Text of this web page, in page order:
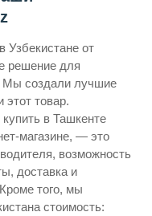
Узбекистане от
решение для
Мы создали лучшие
товар.
в Ташкенте
магазине, — это
возможность
доставка и
того, мы
стоимость: